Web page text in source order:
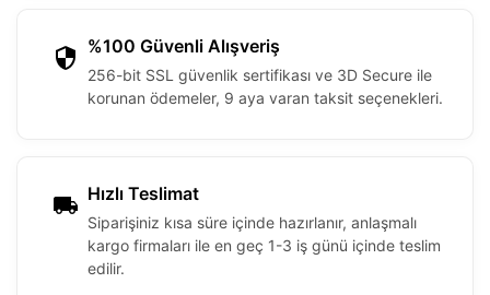
%100 Güvenli Alışveriş
256-bit SSL güvenlik sertifikası ve 3D Secure ile
korunan ödemeler, 9 aya varan taksit seçenekleri.
Hızlı Teslimat
Siparişiniz kısa süre içinde hazırlanır, anlaşmalı
kargo firmaları ile en geç 1-3 iş günü içinde teslim
edilir.